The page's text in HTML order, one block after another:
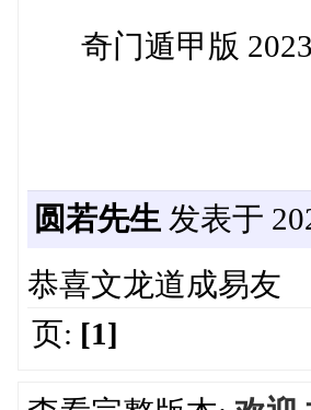
奇门遁甲版
圆若先生发表于
恭喜文龙道成易友
页: [1]